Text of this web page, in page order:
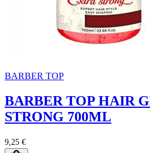
BARBER TOP
BARBER TOP HAIR
STRONG 700ML
9,25 €